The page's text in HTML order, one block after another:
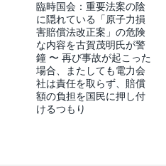
臨時国会：重要法案の陰
に隠れている「原子力損
害賠償法改正案」の危険
な内容を古賀茂明氏が警
鐘 〜 再び事故が起こった
場合、またしても電力会
社は責任を取らず、賠償
額の負担を国民に押し付
けるつもり